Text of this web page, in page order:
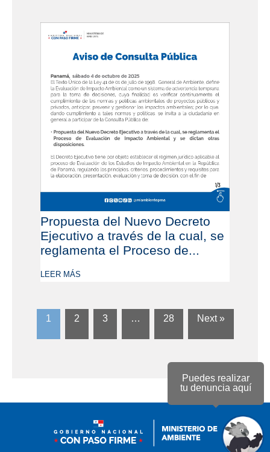
Puedes realizar
tu denuncia aquí
Propuesta del Nuevo Decreto
Ejecutivo a través de la cual, se
reglamenta el Proceso de...
LEER MÁS
1 2 3 … 28 Next »